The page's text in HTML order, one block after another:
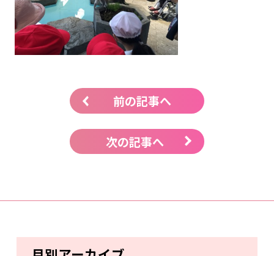
前の記事へ
次の記事へ